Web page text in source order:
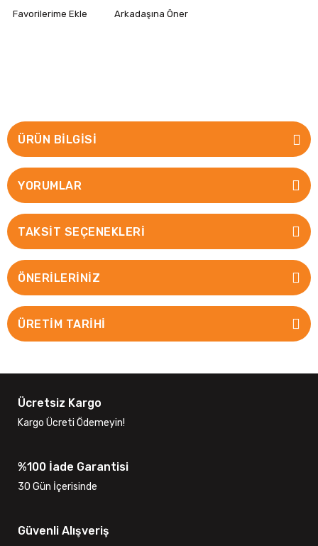
Arkadaşına Öner
ÜRÜN BILGISI
YORUMLAR
TAKSIT SEÇENEKLERI
ÖNERILERINIZ
ÜRETİM TARİHİ
Ücretsiz Kargo
Kargo Ücreti Ödemeyin!
%100 İade Garantisi
30 Gün İçerisinde
Güvenli Alışveriş